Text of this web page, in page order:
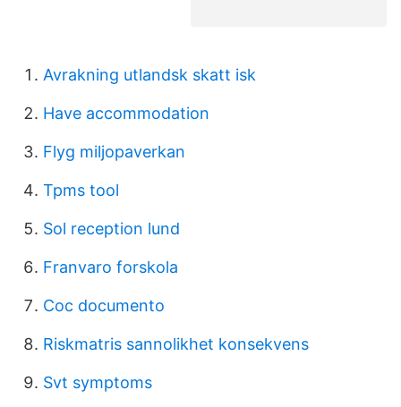
Avrakning utlandsk skatt isk
Have accommodation
Flyg miljopaverkan
Tpms tool
Sol reception lund
Franvaro forskola
Coc documento
Riskmatris sannolikhet konsekvens
Svt symptoms